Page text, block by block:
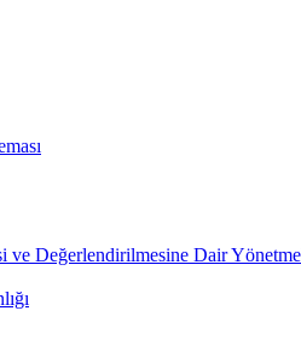
ve Değerlendirilmesine Dair